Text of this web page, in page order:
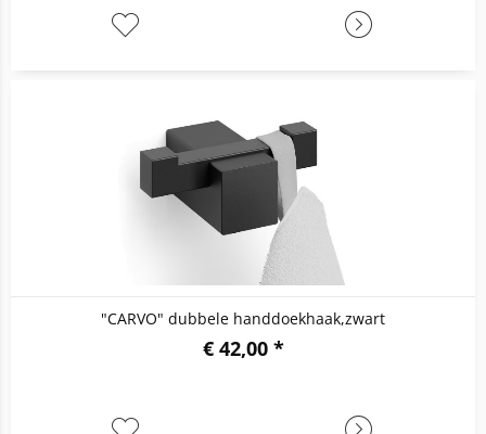
"CARVO" dubbele handdoekhaak,zwart
€ 42,00 *